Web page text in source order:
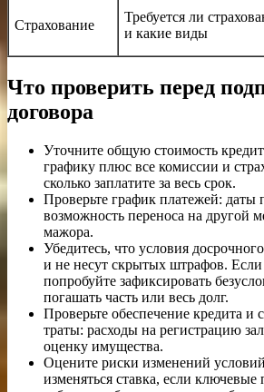
Страхование
Требуется ли
и какие виды
Что проверить перед
договора
Уточните общую стоимость
графику плюс все комиссии и
сколько заплатите за весь срок.
Проверьте график платежей: даты
возможность переноса на другой
мажора.
Убедитесь, что условия
и не несут скрытых штрафов.
попробуйте зафиксировать
погашать часть или весь долг.
Проверьте обеспечение кредита и
траты: расходы на регистрацию
оценку имущества.
Оцените риски изменений
изменяться ставка, если ключевые